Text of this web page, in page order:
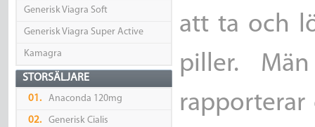
Generisk Viagra Soft
Generisk Viagra Super Active
Kamagra
STORSÄLJARE
01. Anaconda 120mg
02. Generisk Cialis
att ta och
piller.